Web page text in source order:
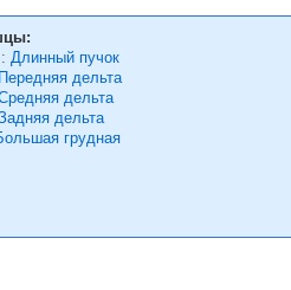
: Длинный пучок
Передняя дельта
дельта
дельта
грудная